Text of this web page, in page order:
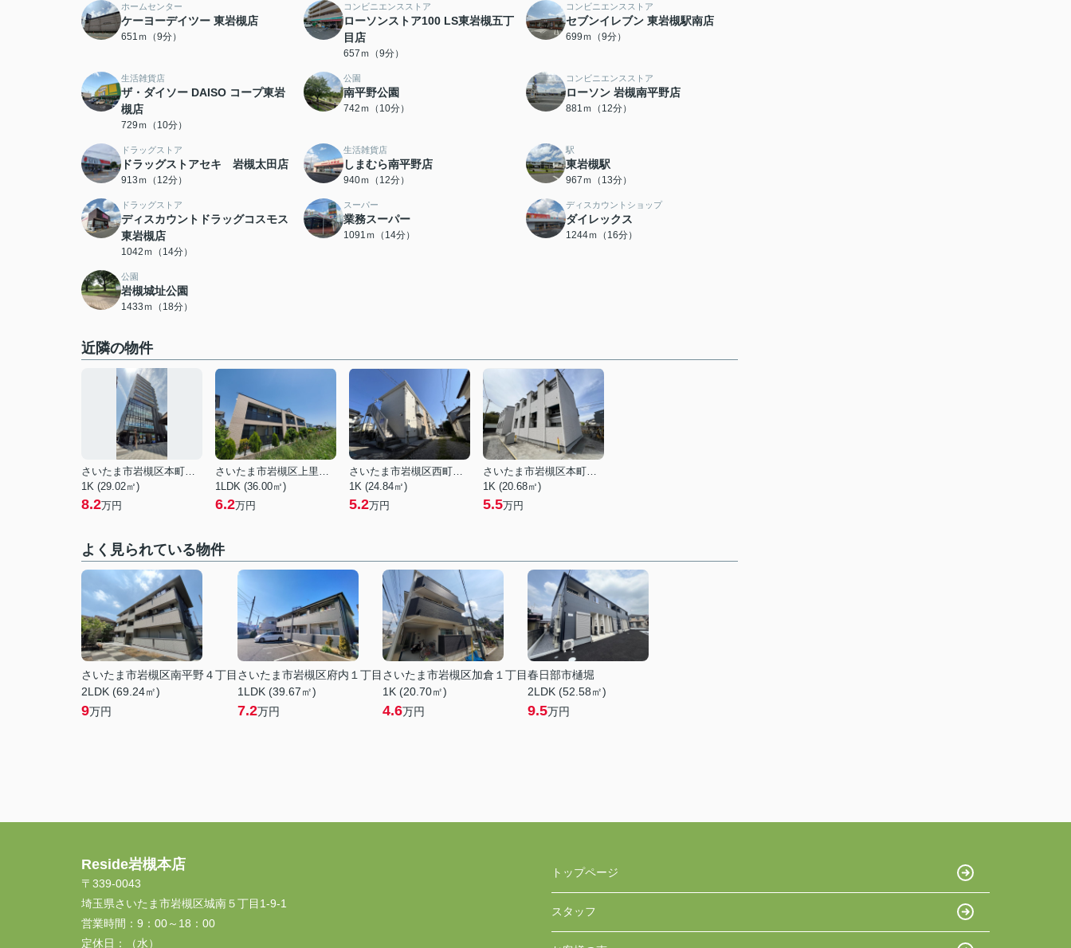
ホームセンター
ケーヨーデイツー 東岩槻店
651ｍ（9分）
コンビニエンスストア
ローソンストア100 LS東岩槻五丁
目店
657ｍ（9分）
コンビニエンスストア
セブンイレブン 東岩槻駅南店
699ｍ（9分）
生活雑貨店
ザ・ダイソー DAISO コープ東岩
槻店
729ｍ（10分）
公園
南平野公園
742ｍ（10分）
コンビニエンスストア
ローソン 岩槻南平野店
881ｍ（12分）
ドラッグストア
ドラッグストアセキ 岩槻太田店
913ｍ（12分）
生活雑貨店
しまむら南平野店
940ｍ（12分）
駅
東岩槻駅
967ｍ（13分）
ドラッグストア
ディスカウントドラッグコスモス
東岩槻店
1042ｍ（14分）
スーパー
業務スーパー
1091ｍ（14分）
ディスカウントショップ
ダイレックス
1244ｍ（16分）
公園
岩槻城址公園
1433ｍ（18分）
近隣の物件
さいたま市岩槻区本町１丁目
1K (29.02㎡)
8.2万円
さいたま市岩槻区上里１丁目
1LDK (36.00㎡)
6.2万円
さいたま市岩槻区西町５丁目
1K (24.84㎡)
5.2万円
さいたま市岩槻区本町３丁目
1K (20.68㎡)
5.5万円
よく見られている物件
さいたま市岩槻区南平野４丁目
2LDK (69.24㎡)
9万円
さいたま市岩槻区府内１丁目
1LDK (39.67㎡)
7.2万円
さいたま市岩槻区加倉１丁目
1K (20.70㎡)
4.6万円
春日部市樋堀
2LDK (52.58㎡)
9.5万円
Reside岩槻本店
〒339-0043
埼玉県さいたま市岩槻区城南５丁目1-9-1
営業時間： 9：00～18：00
定休日：
（水）
トップページ
スタッフ